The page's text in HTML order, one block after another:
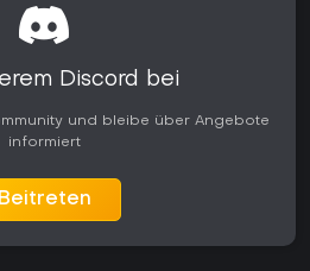
Discord bei
und bleibe über Angebote
informiert
Beitreten